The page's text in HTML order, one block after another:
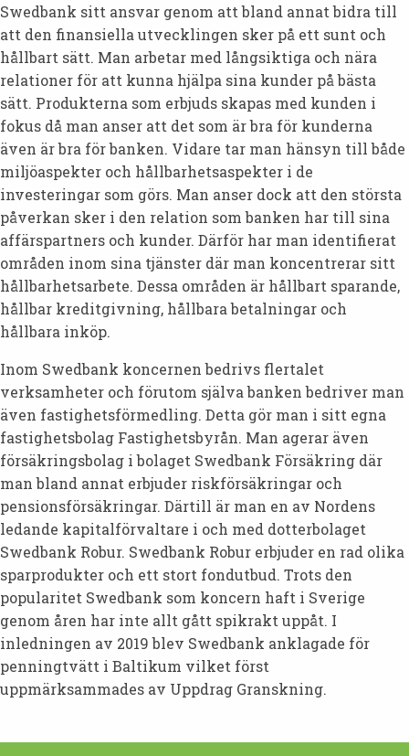
Swedbank sitt ansvar genom att bland annat bidra till
att den finansiella utvecklingen sker på ett sunt och
hållbart sätt. Man arbetar med långsiktiga och nära
relationer för att kunna hjälpa sina kunder på bästa
sätt. Produkterna som erbjuds skapas med kunden i
fokus då man anser att det som är bra för kunderna
även är bra för banken. Vidare tar man hänsyn till både
miljöaspekter och hållbarhetsaspekter i de
investeringar som görs. Man anser dock att den största
påverkan sker i den relation som banken har till sina
affärspartners och kunder. Därför har man identifierat
områden inom sina tjänster där man koncentrerar sitt
hållbarhetsarbete. Dessa områden är hållbart sparande,
hållbar kreditgivning, hållbara betalningar och
hållbara inköp.
Inom Swedbank koncernen bedrivs flertalet
verksamheter och förutom själva banken bedriver man
även fastighetsförmedling. Detta gör man i sitt egna
fastighetsbolag Fastighetsbyrån. Man agerar även
försäkringsbolag i bolaget Swedbank Försäkring där
man bland annat erbjuder riskförsäkringar och
pensionsförsäkringar. Därtill är man en av Nordens
ledande kapitalförvaltare i och med dotterbolaget
Swedbank Robur. Swedbank Robur erbjuder en rad olika
sparprodukter och ett stort fondutbud. Trots den
popularitet Swedbank som koncern haft i Sverige
genom åren har inte allt gått spikrakt uppåt. I
inledningen av 2019 blev Swedbank anklagade för
penningtvätt i Baltikum vilket först
uppmärksammades av Uppdrag Granskning.